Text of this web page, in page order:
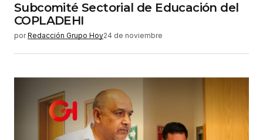
Subcomité Sectorial de Educación del
COPLADEHI
por Redacción Grupo Hoy24 de noviembre